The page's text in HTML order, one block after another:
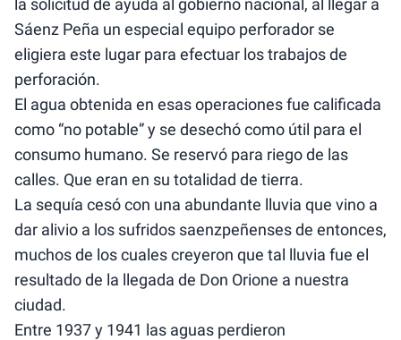
Sáenz Peña un especial equipo perforador se
eligiera este lugar para efectuar los trabajos de
perforación.
El agua obtenida en esas operaciones fue calificada
como “no potable” y se desechó como útil para el
consumo humano. Se reservó para riego de las
calles. Que eran en su totalidad de tierra.
La sequía cesó con una abundante lluvia que vino a
dar alivio a los sufridos saenzpeñenses de entonces,
muchos de los cuales creyeron que tal lluvia fue el
resultado de la llegada de Don Orione a nuestra
ciudad.
Entre 1937 y 1941 las aguas perdieron